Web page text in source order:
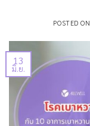
POSTED ON
13
มิ.ย.